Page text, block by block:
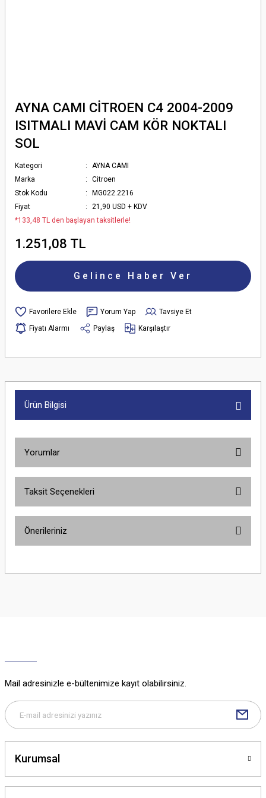
AYNA CAMI CİTROEN C4 2004-2009
ISITMALI MAVİ CAM KÖR NOKTALI
SOL
Kategori
AYNA CAMI
Marka
Citroen
Stok Kodu
MG022.2216
Fiyat
21,90 USD + KDV
*133,48 TL den başlayan taksitlerle!
1.251,08 TL
Gelince Haber Ver
Yorum Yap
Tavsiye Et
Fiyatı Alarmı
Paylaş Karşılaştır
Ürün Bilgisi
Yorumlar
Taksit Seçenekleri
Önerileriniz
yetersiz gördüğünüz noktaları öneri formunu kullanarak tarafımıza
Bu ürüne benzer farklı alternatifler olmalı.
Mail adresinizle e-bültenimize kayıt olabilirsiniz.
Kurumsal